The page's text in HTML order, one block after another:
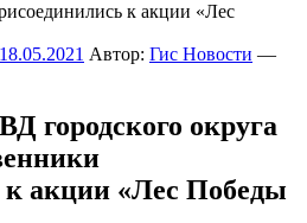
к акции «Лес
18.05.2021 Автор: Гис Новости —
городского округа
к акции «Лес Победы